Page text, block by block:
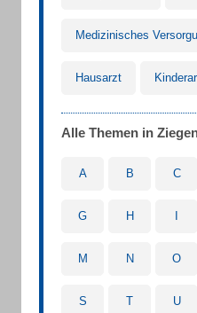
Medizinisches
Hausarzt
Alle Themen in
A B C
G H
M N O
S T U